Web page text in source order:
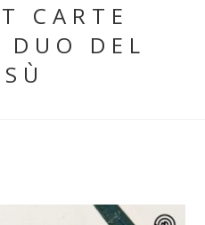
CARTE
DUO DEL